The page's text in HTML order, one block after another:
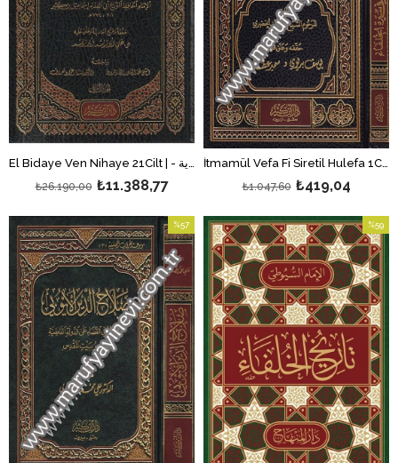
₺11.388,77
₺26.190,00 ₺419,04
₺1.047,60
%57
İndirim
%57İndirim
%59
İndirim